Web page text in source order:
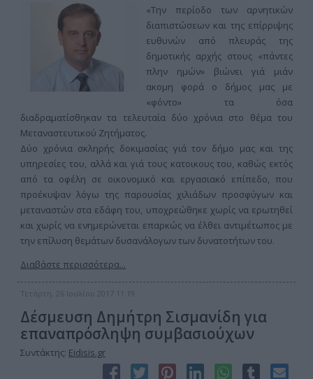
«Την περίοδο των αρνητικών
διαπιστώσεων και της επίρριψης
ευθυνών από πλευράς της
δημοτικής αρχής στους «πάντες
πλην ημών» βιώνει γιά μιάν
ακομη φορά ο δήμος μας με
«φόντο» τα όσα
διαδραματίσθηκαν τα τελευταία δύο χρόνια στο θέμα του
Μεταναστευτικού Ζητήματος.
Δύο χρόνια σκληρής δοκιμασίας γιά τον δήμο μας και της
υπηρεσίες του, αλλά και γιά τους κατοικους του, καθώς εκτός
από τα οφέλη σε οικονομικό και εργασιακό επίπεδο, που
προέκυψαν λόγω της παρουσίας χιλιάδων προσφύγων και
μεταναστών στα εδάφη του, υποχρεώθηκε χωρίς να ερωτηθεί
και χωρίς να ενημερώνεται επαρκώς να έλθει αντιμέτωπος με
την επίλυση θεμάτων δυσανάλογων των δυνατοτήτων του.
Διαβάστε περισσότερα...
Τετάρτη, 26 Ιουλίου 2017 11:19
Δέσμευση Δημήτρη Σισμανίδη για
επαναπρόσληψη συμβασιούχων
Συντάκτης: Eidisis.gr